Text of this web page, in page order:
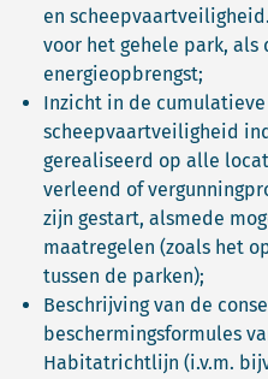
en
voor het gehele park,
energieopbrengst;
Inzicht in de
scheepvaartveiligheid
gerealiseerd op alle
verleend of
zijn gestart, alsmede
maatregelen (zoals het
tussen de parken);
Beschrijving van de
beschermingsformules
Habitatrichtlijn (i.v.m.